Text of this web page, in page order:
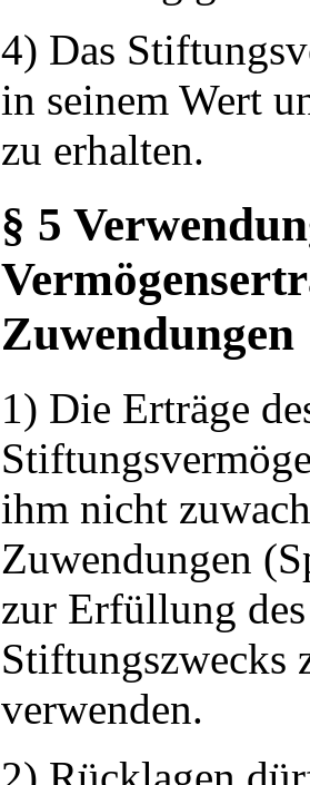
4) Das
in seinem Wert
zu erhalten.
§ 5
Zuwendungen
1) Die Erträge
ihm nicht
Zuwendungen
zur Erfüllung des
Stiftungszwecks
verwenden.